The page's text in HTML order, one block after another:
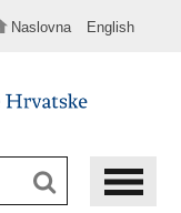
Naslovna English